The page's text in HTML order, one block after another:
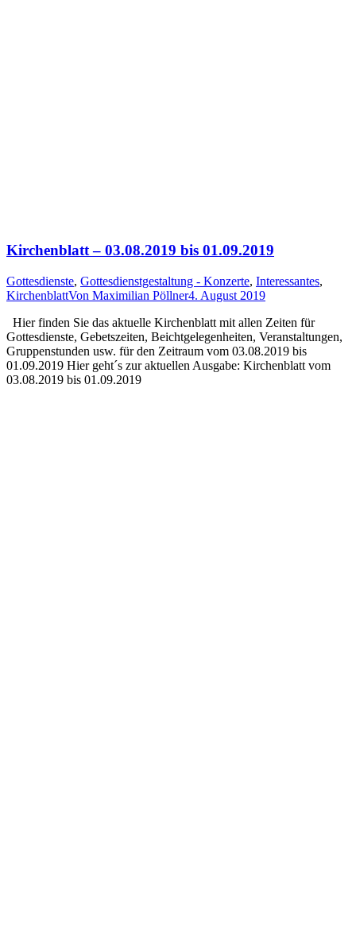
Kirchenblatt – 03.08.2019 bis 01.09.2019
Gottesdienste, Gottesdienstgestaltung - Konzerte, Interessantes,
KirchenblattVon Maximilian Pöllner4. August 2019
Hier finden Sie das aktuelle Kirchenblatt mit allen Zeiten für
Gottesdienste, Gebetszeiten, Beichtgelegenheiten, Veranstaltungen,
Gruppenstunden usw. für den Zeitraum vom 03.08.2019 bis
01.09.2019 Hier geht´s zur aktuellen Ausgabe: Kirchenblatt vom
03.08.2019 bis 01.09.2019